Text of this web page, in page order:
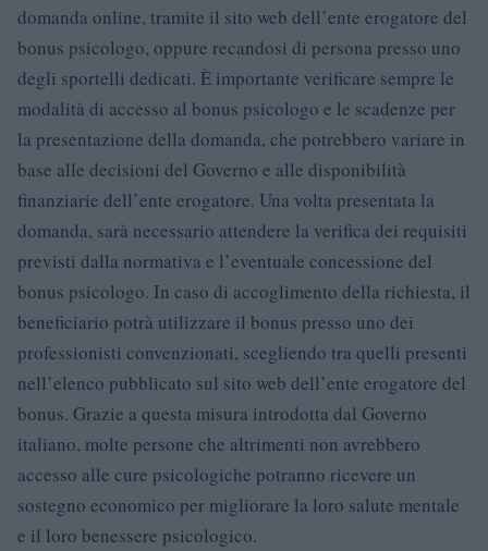
domanda online, tramite il sito web dell’ente erogatore del
bonus psicologo, oppure recandosi di persona presso uno
degli sportelli dedicati. È importante verificare sempre le
modalità di accesso al bonus psicologo e le scadenze per
la presentazione della domanda, che potrebbero variare in
base alle decisioni del Governo e alle disponibilità
finanziarie dell’ente erogatore. Una volta presentata la
domanda, sarà necessario attendere la verifica dei requisiti
previsti dalla normativa e l’eventuale concessione del
bonus psicologo. In caso di accoglimento della richiesta, il
beneficiario potrà utilizzare il bonus presso uno dei
professionisti convenzionati, scegliendo tra quelli presenti
nell’elenco pubblicato sul sito web dell’ente erogatore del
bonus. Grazie a questa misura introdotta dal Governo
italiano, molte persone che altrimenti non avrebbero
accesso alle cure psicologiche potranno ricevere un
sostegno economico per migliorare la loro salute mentale
e il loro benessere psicologico.